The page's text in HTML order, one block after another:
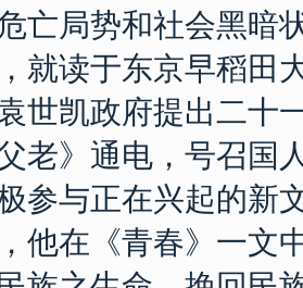
亡局势和社会黑暗
就读于东京早稻田
世凯政府提出二十
老》通电，号召国
参与正在兴起的新
他在《青春》一文